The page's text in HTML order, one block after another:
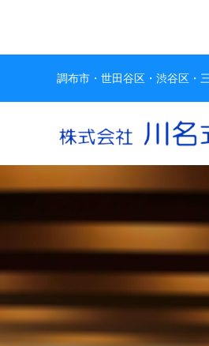
調布市・世田谷区・渋谷区・